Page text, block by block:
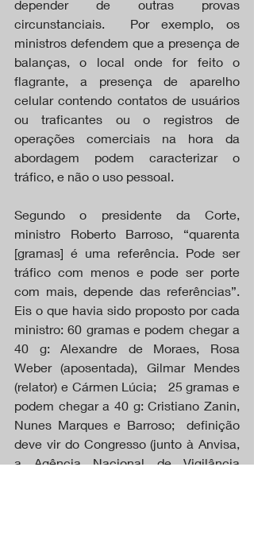
depender de outras provas
circunstanciais.  Por exemplo, os
ministros defendem que a presença de
balanças, o local onde for feito o
flagrante, a presença de aparelho
celular contendo contatos de usuários
ou traficantes ou o registros de
operações comerciais na hora da
abordagem podem caracterizar o
tráfico, e não o uso pessoal.
Segundo o presidente da Corte,
ministro Roberto Barroso, “quarenta
[gramas] é uma referência. Pode ser
tráfico com menos e pode ser porte
com mais, depende das referências”.
Eis o que havia sido proposto por cada
ministro: 60 gramas e podem chegar a
40 g: Alexandre de Moraes, Rosa
Weber (aposentada), Gilmar Mendes
(relator) e Cármen Lúcia;   25 gramas e
podem chegar a 40 g: Cristiano Zanin,
Nunes Marques e Barroso;  definição
deve vir do Congresso (junto à Anvisa,
a Agência Nacional de Vigilância